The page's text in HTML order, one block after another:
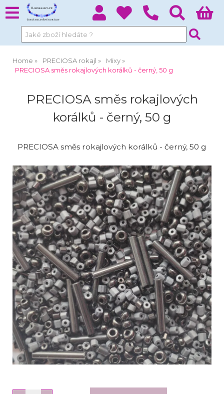
Home PRECIOSA rokajl
Mixy
PRECIOSA směs rokajlových korálků - černý, 50 g
PRECIOSA směs rokajlových
korálků - černý, 50 g
PRECIOSA směs rokajlových korálků - černý, 50 g